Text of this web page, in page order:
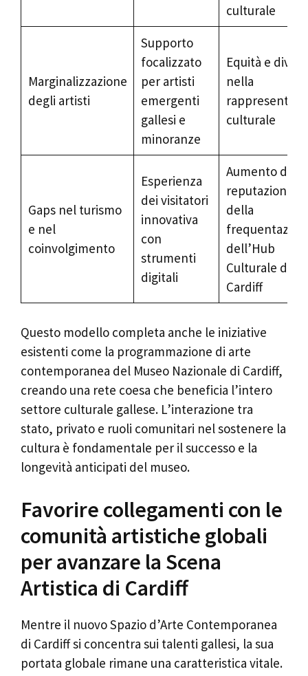
culturale
Marginalizzazione
degli artisti
Supporto
focalizzato
per artisti
emergenti
gallesi e
minoranze
Equità e
nella
culturale
Gaps nel turismo
e nel
coinvolgimento
Esperienza
dei visitatori
innovativa
con
strumenti
digitali
Aumento della
reputazione e
della
dell’Hub
Culturale di
Cardiff
Questo modello completa anche le iniziative
esistenti come la programmazione di arte
contemporanea del Museo Nazionale di Cardiff,
creando una rete coesa che beneficia l’intero
settore culturale gallese. L’interazione tra
stato, privato e ruoli comunitari nel sostenere la
cultura è fondamentale per il successo e la
longevità anticipati del museo.
Favorire collegamenti con le
comunità artistiche globali
per avanzare la Scena
Artistica di Cardiff
Mentre il nuovo Spazio d’Arte Contemporanea
di Cardiff si concentra sui talenti gallesi, la sua
portata globale rimane una caratteristica vitale.